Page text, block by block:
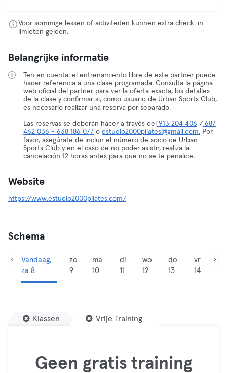
Voor sommige lessen of activiteiten kunnen extra check-in
limieten gelden.
Belangrijke informatie
Ten en cuenta: el entrenamiento libre de este partner puede
hacer referencia a una clase programada. Consulta la página
web oficial del partner para ver la oferta exacta, los detalles
de la clase y confirmar si, como usuario de Urban Sports Club,
es necesario realizar una reserva por separado.
Las reservas se deberán hacer a través del 913 204 406 / 687
462 036 - 638 186 077 o estudio2000pilates@gmail.com. Por
favor, asegúrate de incluir el número de socio de Urban
Sports Club y en el caso de no poder asistir, realiza la
cancelación 12 horas antes para que no se te penalice.
Website
https://www.estudio2000pilates.com/
Schema
Vandaag,
za 8
zo
9
ma
10
di
11
wo
12
do
13
vr
14
Klassen Vrije Training
Geen gratis training